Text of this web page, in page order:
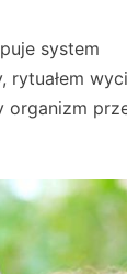
system
organizm